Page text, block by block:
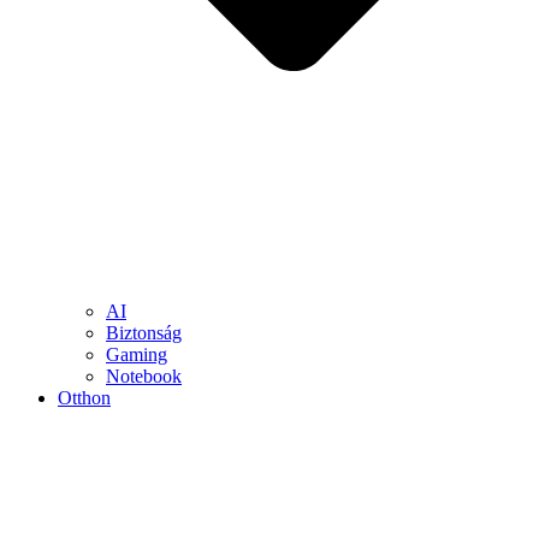
AI
Biztonság
Gaming
Notebook
Otthon